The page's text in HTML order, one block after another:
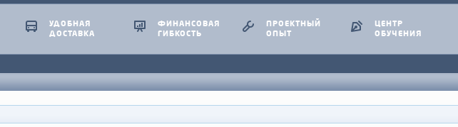
УДОБНАЯ
ДОСТАВКА
ФИНАНСОВАЯ
ГИБКОСТЬ
ПРОЕКТНЫЙ
ОПЫТ
ЦЕНТР
ОБУЧЕНИЯ